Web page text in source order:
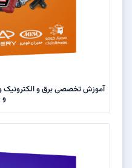
آموزش تخصصی برق و الکترونیک